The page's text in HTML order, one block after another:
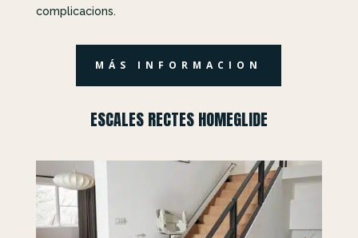
complicacions.
MÁS INFORMACION
ESCALES RECTES HOMEGLIDE